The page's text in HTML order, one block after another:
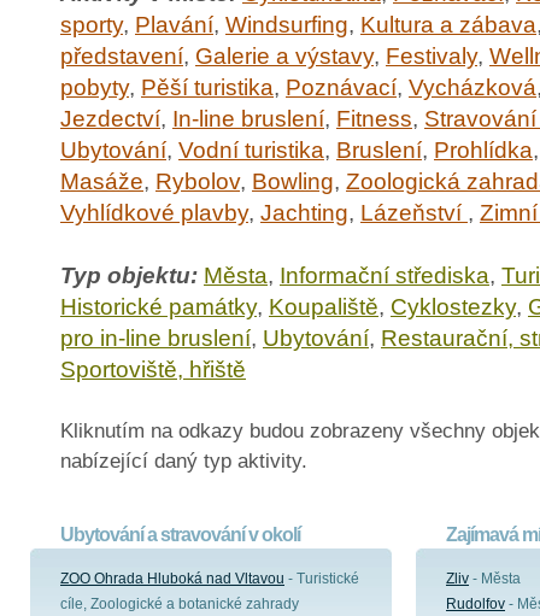
sporty, Plavání, Windsurfing, Kultura a zábava
představení, Galerie a výstavy, Festivaly,
pobyty, Pěší turistika, Poznávací, Vycházková
Jezdectví, In-line bruslení, Fitness,
Ubytování, Vodní turistika, Bruslení, Prohlídka
Masáže, Rybolov, Bowling, Zoologická
Vyhlídkové plavby, Jachting, Lázeňství ,
Typ objektu: Města, Informační střediska,
Historické památky, Koupaliště, Cyklostezky,
pro in-line bruslení, Ubytování, Restaurační,
Sportoviště, hřiště
Kliknutím na odkazy budou zobrazeny všechny
nabízející daný typ aktivity.
Ubytování a stravování v okolí
ZOO Ohrada Hluboká nad Vltavou - Turistické
cíle, Zoologické a botanické zahrady
Zajímavá
Zliv - Města
Rudolfov -